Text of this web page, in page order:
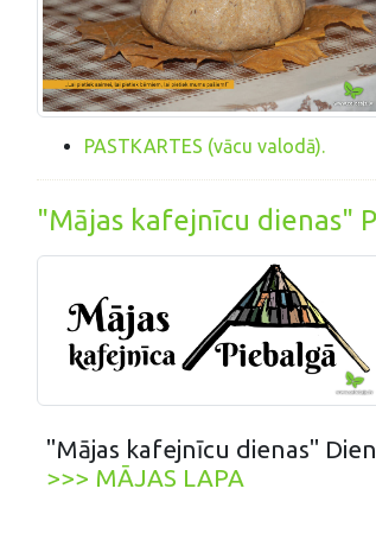
PASTKARTES (vācu valodā).
"Mājas kafejnīcu dienas"
"Mājas kafejnīcu dienas"
>>> MĀJAS LAPA